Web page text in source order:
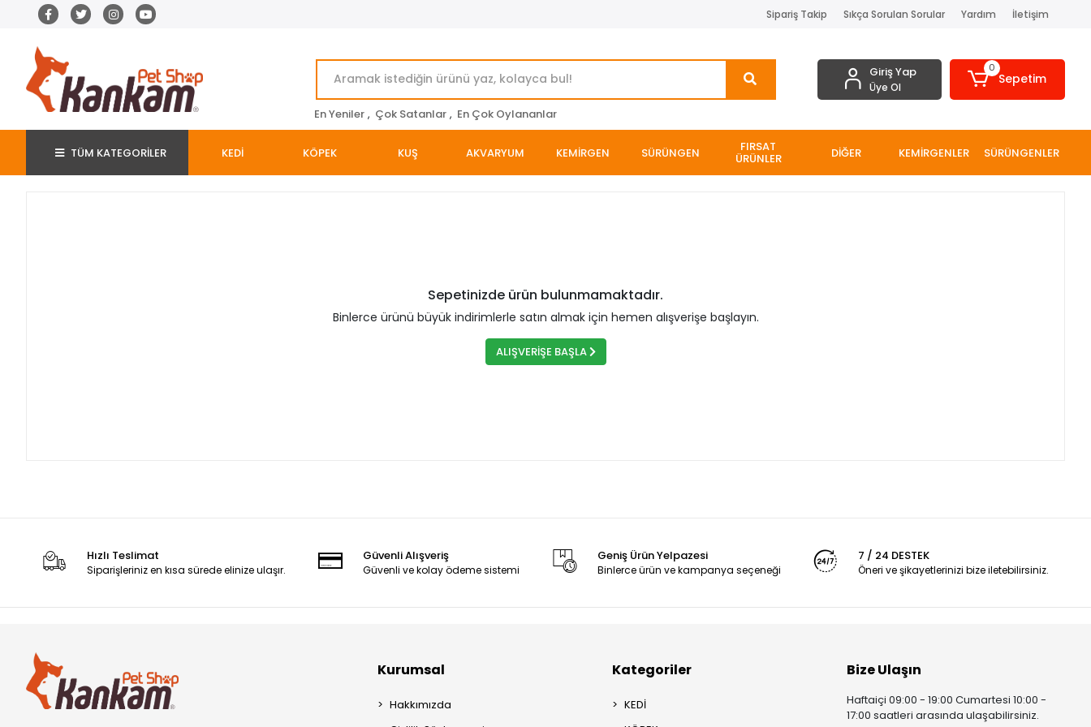
Sipariş Takip Sıkça Sorulan Sorular Yardım İletişim
En Yeniler , Çok Satanlar , En Çok Oylananlar
Giriş Yap
Üye Ol
0
Sepetim
TÜM KATEGORİLER KEDİ KÖPEK KUŞ AKVARYUM KEMİRGEN SÜRÜNGEN FIRSAT
ÜRÜNLER DİĞER KEMİRGENLER SÜRÜNGENLER
Sepetinizde ürün bulunmamaktadır.
Binlerce ürünü büyük indirimlerle satın almak için hemen alışverişe başlayın.
ALIŞVERİŞE BAŞLA
Hızlı Teslimat
Siparişleriniz en kısa sürede elinize ulaşır.
Güvenli Alışveriş
Güvenli ve kolay ödeme sistemi
Geniş Ürün Yelpazesi
Binlerce ürün ve kampanya seçeneği
7 / 24 DESTEK
Öneri ve şikayetlerinizi bize iletebilirsiniz.
Kurumsal
Hakkımızda
Kategoriler
KEDİ
Bize Ulaşın
Haftaiçi 09:00 - 19:00 Cumartesi 10:00 -
17:00 saatleri arasında ulaşabilirsiniz.